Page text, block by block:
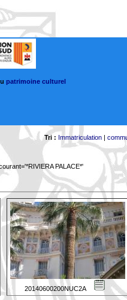
patrimoine culturel
Tri : Immatriculation|
PALACE*'
20140600200NUC2A